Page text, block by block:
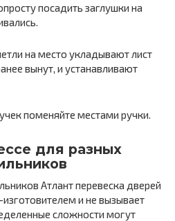
посадить заглушки на
на место укладывают лист
вынут, и устанавливают
поменяйте местами ручки.
для разных
Атлант перевеска дверей
и не вызывает
сложности могут